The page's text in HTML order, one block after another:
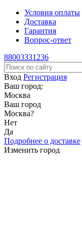
Условия оплаты
Доставка
Гарантия
Вопрос-ответ
88003331236
Вход Регистрация
Ваш город:
Москва
Ваш город
Москва?
Нет
Да
Подробнее о доставке
Изменить город